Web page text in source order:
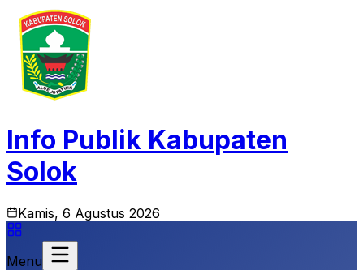
Info Publik Kabupaten
Solok
Kamis, 6 Agustus 2026
Menu